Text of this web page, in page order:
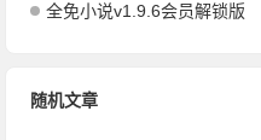
全免小说v1.9.6会员解锁版
随机文章